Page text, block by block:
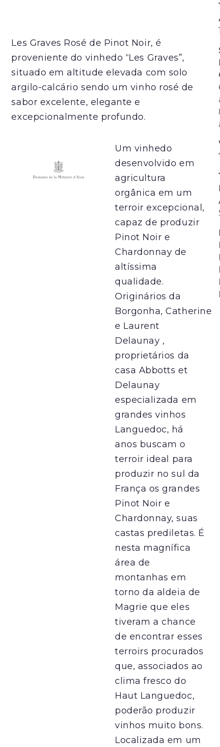
Les Graves Rosé de Pinot Noir, é
proveniente do vinhedo “Les Graves”,
situado em altitude elevada com solo
argilo-calcário sendo um vinho rosé de
sabor excelente, elegante e
excepcionalmente profundo.
Um vinhedo
desenvolvido em
agricultura
orgânica em um
terroir excepcional,
capaz de produzir
Pinot Noir e
Chardonnay de
altíssima
qualidade.
Originários da
Borgonha, Catherine
e Laurent
Delaunay ,
proprietários da
casa Abbotts et
Delaunay
especializada em
grandes vinhos
Languedoc, há
anos buscam o
terroir ideal para
produzir no sul da
França os grandes
Pinot Noir e
Chardonnay, suas
castas prediletas. É
nesta magnífica
área de
montanhas em
torno da aldeia de
Magrie que eles
tiveram a chance
de encontrar esses
terroirs procurados
que, associados ao
clima fresco do
Haut Languedoc,
poderão produzir
vinhos muito bons.
Localizada em um